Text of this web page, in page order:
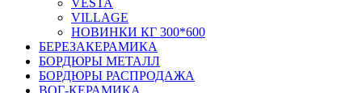
VESTA
VILLAGE
НОВИНКИ КГ 300*600
БЕРЕЗАКЕРАМИКА
БОРДЮРЫ МЕТАЛЛ
БОРДЮРЫ РАСПРОДАЖА